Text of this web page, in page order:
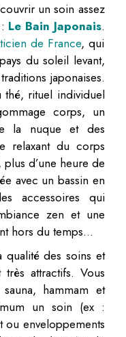
un soin assez
Le Bain Japonais.
de France, qui
du soleil levant,
japonaises.
rituel individuel
corps, un
la nuque et des
relaxant du corps
d’une heure de
avec un bassin en
accessoires qui
zen et une
hors du temps…
des soins et
attractifs. Vous
hammam et
un soin (ex :
ou enveloppements